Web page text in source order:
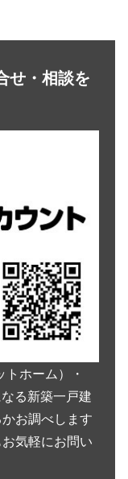
せ・相談を
ホーム）・
る新築一戸建
お調べします
気軽にお問い